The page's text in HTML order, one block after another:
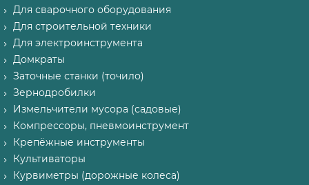
Для сварочного оборудования
Для строительной техники
Для электроинструмента
Домкраты
Заточные станки (точило)
Зернодробилки
Измельчители мусора (садовые)
Компрессоры, пневмоинструмент
Крепёжные инструменты
Культиваторы
Курвиметры (дорожные колеса)